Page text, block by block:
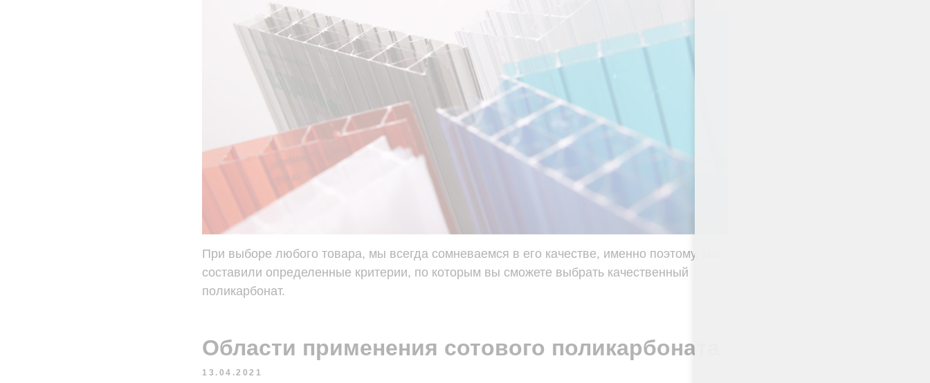
При выборе любого товара, мы всегда сомневаемся в его качестве, именно поэтому, мы
составили определенные критерии, по которым вы сможете выбрать качественный
поликарбонат.
Области применения сотового поликарбоната
13.04.2021